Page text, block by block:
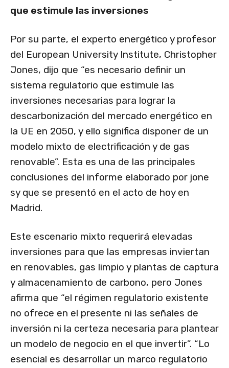
que estimule las inversiones
Por su parte, el experto energético y profesor
del European University Institute, Christopher
Jones, dijo que “es necesario definir un
sistema regulatorio que estimule las
inversiones necesarias para lograr la
descarbonización del mercado energético en
la UE en 2050, y ello significa disponer de un
modelo mixto de electrificación y de gas
renovable”. Esta es una de las principales
conclusiones del informe elaborado por jone
sy que se presentó en el acto de hoy en
Madrid.
Este escenario mixto requerirá elevadas
inversiones para que las empresas inviertan
en renovables, gas limpio y plantas de captura
y almacenamiento de carbono, pero Jones
afirma que “el régimen regulatorio existente
no ofrece en el presente ni las señales de
inversión ni la certeza necesaria para plantear
un modelo de negocio en el que invertir”. “Lo
esencial es desarrollar un marco regulatorio